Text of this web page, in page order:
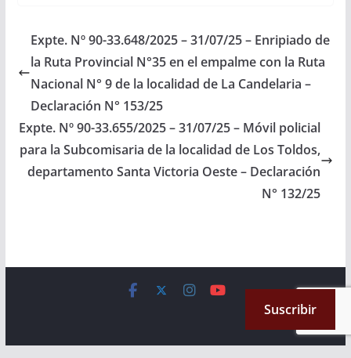
Profesionales,
Licenciados y Técnicos
de Higiene, Seguridad y
Salud Ocupacional de
la provincia de
Salta. (Expte. Nº 90-
32.929/2024, a la
Comisión de
del Trabajo…
Expte. Nº 90-33.648/2025 – 31/07/25 – Enripiado de
la Ruta Provincial N°35 en el empalme con la Ruta
Nacional N° 9 de la localidad de La Candelaria –
Declaración N° 153/25
Expte. Nº 90-33.655/2025 – 31/07/25 – Móvil policial
para la Subcomisaria de la localidad de Los Toldos,
departamento Santa Victoria Oeste – Declaración
N° 132/25
. All rights reserved.
by ThemeGrill. Powered byWordPress.
Suscribir